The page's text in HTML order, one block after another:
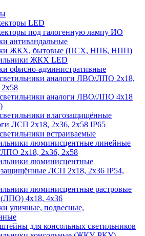
LED
под галогенную лампу ИО
антивандальные
ЖКХ, бытовые (ПСХ, НПБ, НПП)
ЖКХ LED
офисно-административные
аналоги ЛВО/ЛПО 2х18,
2х58
аналоги ЛВО/ЛПО 4х18
влагозащищённые
ЛСП 2х18, 2х36, 2х58 IP65
встраиваемые
люминисцентные линейные
2х18, 2х36, 2х58
люминисцентные
ЛСП 2х18, 2х36 IP54,
люминисцентные растровые
4х18, 4х36
уличные, подвесные,
для консольных светильников